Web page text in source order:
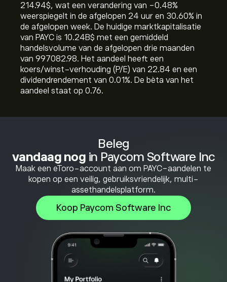
Beleg
vandaag nog in Paycom Software Inc
Maak een eToro-account aan om PAYC-aandelen te
kopen op een veilig, gebruiksvriendelijk, multi-
assethandelsplatform.
Koop Paycom Software Inc
214.94‎$‎, wat een verandering van ‎-0.48‎%
weerspiegelt in de afgelopen 24 uur en ‎30.60‎% in
de afgelopen week. De huidige marktkapitalisatie
van PAYC is 10.24B‎$‎ met een gemiddeld
handelsvolume van de afgelopen drie maanden
van 997082.98. Het aandeel heeft een
koers/winst-verhouding (P/E) van 22.84 en een
dividendrendement van 0.01%. De bèta van het
aandeel staat op 0.76.